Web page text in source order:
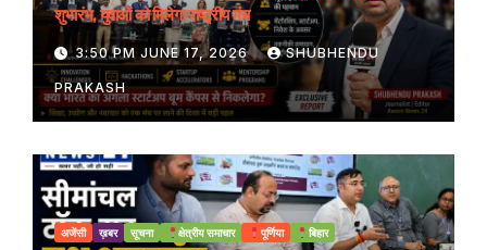
शुभारंभ, युवाओं को मिलेगा राष्ट्रीय मंच
3:50 PM JUNE 17, 2026 SHUBHENDU
PRAKASH
अजेंसी ख़बर सूचना क्षेत्रीय समाचार पूर्णिया बिहार